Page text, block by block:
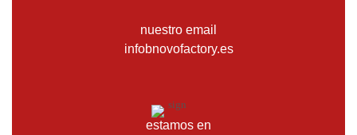
nuestro email
infobnovofactory.es
estamos en